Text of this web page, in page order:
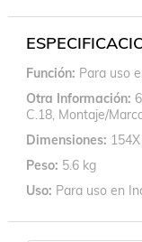
Función Para uso
Otra Información
C.18, Montaje/
Dimensiones
Peso 5.6 kg
Uso Para uso en